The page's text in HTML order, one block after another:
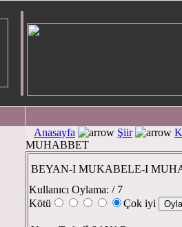
Anasayfa Şiir
MUHABBET
BEYAN-I MUKABELE-I
Kullanıcı Oylama: / 7
Kötü
Çok iyi